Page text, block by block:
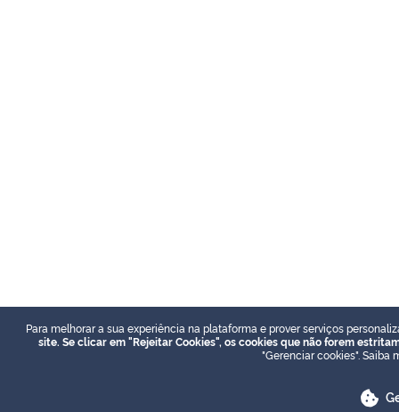
Para melhorar a sua experiência na plataforma e prover serviços
site. Se clicar em "Rejeitar Cookies", os cookies que não forem
"Gerenciar cookies". Saiba